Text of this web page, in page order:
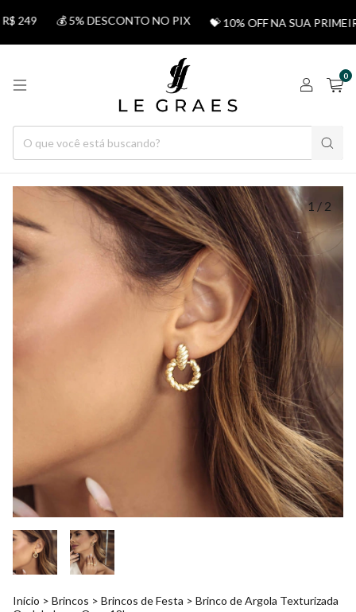
249 💰 5% DESCONTO NO PIX 💝 10% OFF NA SUA
0
1/ 2
Início > Brincos > Brincos de Festa > Brinco de Argola Texturizada